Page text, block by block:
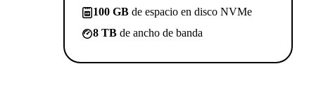
100 GB de espacio en disco NVMe
8 TB de ancho de banda